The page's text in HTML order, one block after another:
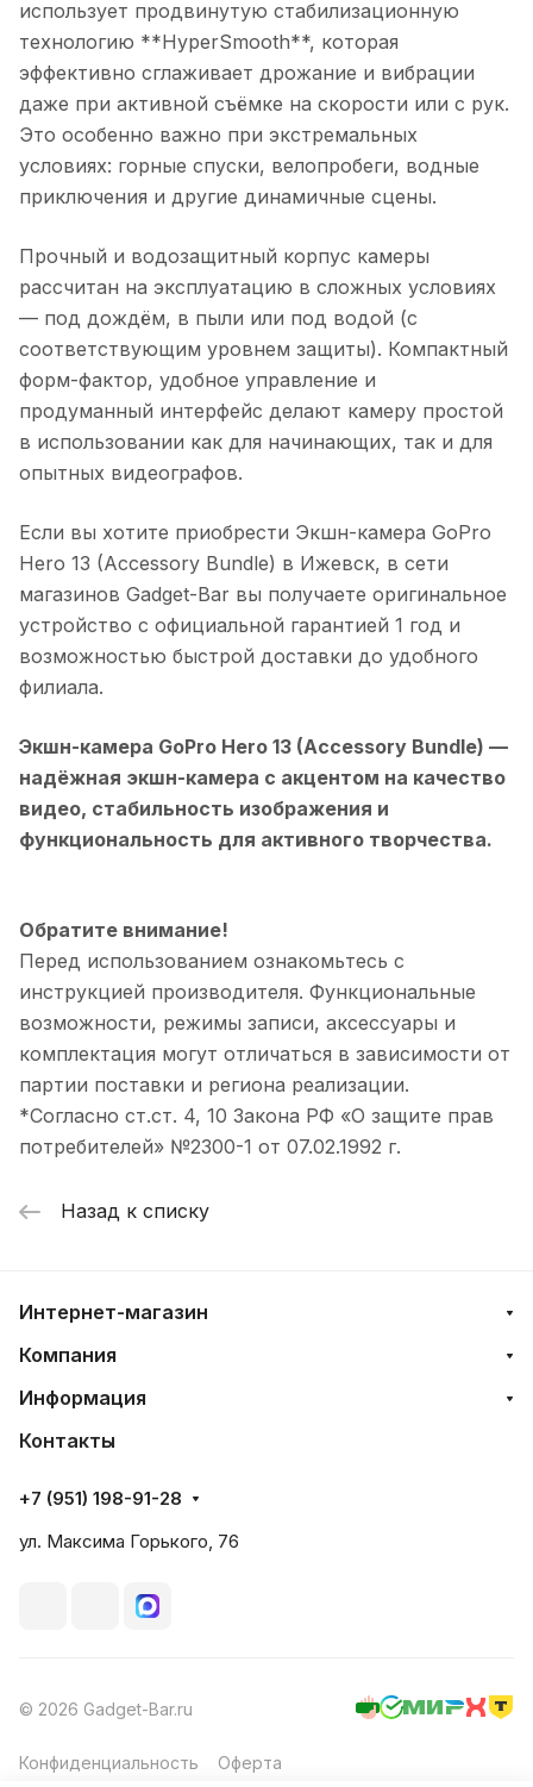
использует продвинутую стабилизационную
технологию **HyperSmooth**, которая
эффективно сглаживает дрожание и вибрации
даже при активной съёмке на скорости или с рук.
Это особенно важно при экстремальных
условиях: горные спуски, велопробеги, водные
приключения и другие динамичные сцены.
Прочный и водозащитный корпус камеры
рассчитан на эксплуатацию в сложных условиях
— под дождём, в пыли или под водой (с
соответствующим уровнем защиты). Компактный
форм-фактор, удобное управление и
продуманный интерфейс делают камеру простой
в использовании как для начинающих, так и для
опытных видеографов.
Если вы хотите приобрести Экшн-камера GoPro
Hero 13 (Accessory Bundle) в Ижевск, в сети
магазинов Gadget-Bar вы получаете оригинальное
устройство с официальной гарантией 1 год и
возможностью быстрой доставки до удобного
филиала.
Экшн-камера GoPro Hero 13 (Accessory Bundle) —
надёжная экшн-камера с акцентом на качество
видео, стабильность изображения и
функциональность для активного творчества.
Обратите внимание!
Перед использованием ознакомьтесь с
инструкцией производителя. Функциональные
возможности, режимы записи, аксессуары и
комплектация могут отличаться в зависимости от
партии поставки и региона реализации.
*Согласно ст.ст. 4, 10 Закона РФ «О защите прав
потребителей» №2300-1 от 07.02.1992 г.
Назад к списку
Интернет-магазин
Компания
Информация
Контакты
+7 (951) 198-91-28
ул. Максима Горького, 76
© 2026 Gadget-Bar.ru
Конфиденциальность Оферта